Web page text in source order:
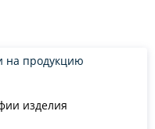
изделия
на продукцию